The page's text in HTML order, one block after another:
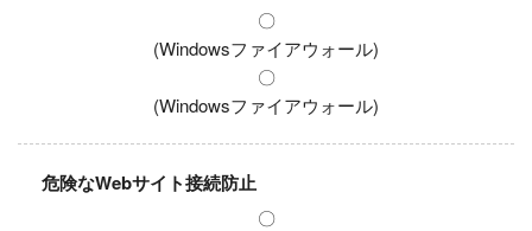
〇
(Windowsファイアウォール)
〇
(Windowsファイアウォール)
危険なWebサイト接続防止
〇